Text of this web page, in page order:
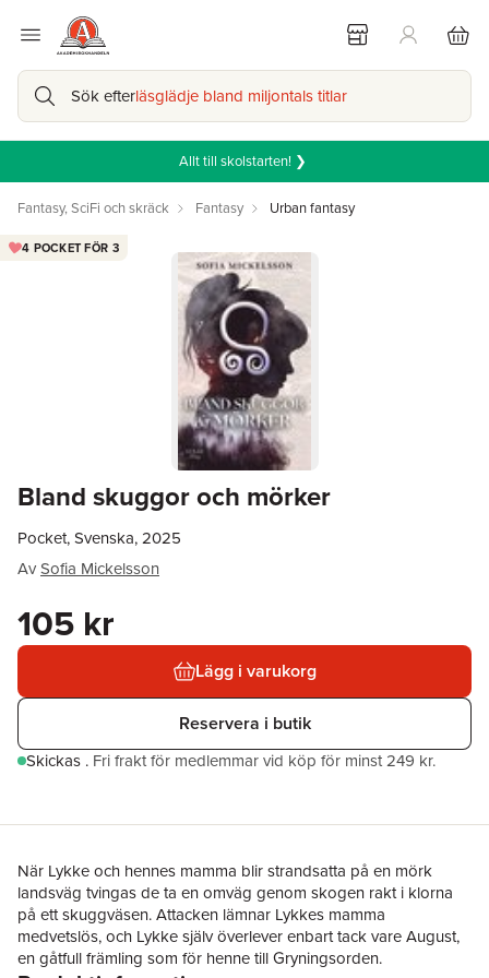
Sök efterläsglädje bland miljontals titlar
Allt till skolstarten! ❯
Fantasy, SciFi och skräck Fantasy Urban fantasy
Bland skuggor och mörker
4 POCKET FÖR 3
Pocket, Svenska, 2025
AvSofia Mickelsson
105 kr
Lägg i varukorg
Reservera i butik
Skickas . Fri frakt för medlemmar vid köp för minst 249 kr.
När Lykke och hennes mamma blir strandsatta på en mörk
landsväg tvingas de ta en omväg genom skogen rakt i klorna
på ett skuggväsen. Attacken lämnar Lykkes mamma
medvetslös, och Lykke själv överlever enbart tack vare August,
en gåtfull främling som för henne till Gryningsorden.